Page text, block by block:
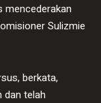
mencederakan
Sulizmie
berkata,
dan telah